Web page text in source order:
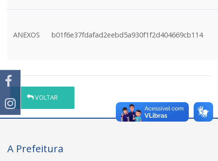
ANEXOS b01f6e37fdafad2eebd5a930f1f2d404669cb114
VOLTAR
A Prefeitura